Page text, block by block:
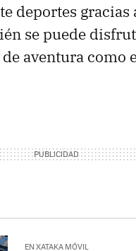
deportes gracias
se puede
aventura como
EN XATAKA MÓVIL